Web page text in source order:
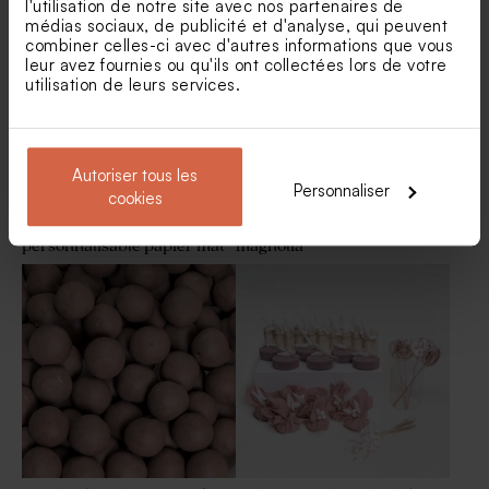
l'utilisation de notre site avec nos partenaires de
médias sociaux, de publicité et d'analyse, qui peuvent
combiner celles-ci avec d'autres informations que vous
leur avez fournies ou qu'ils ont collectées lors de votre
utilisation de leurs services.
Autoriser tous les
cookies
Personnaliser
Etiquette 3 x 5 cm 100%
personnalisable papier mat
Flacon en verre strié
magnolia